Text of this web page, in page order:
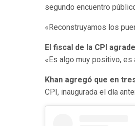
segundo encuentro
«Reconstruyamos los
El fiscal de la CPI
«Es algo muy positivo, es
Khan agregó que en
CPI, inaugurada el día